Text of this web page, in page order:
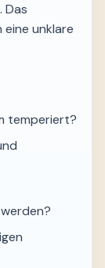
Das
unklare
temperiert?